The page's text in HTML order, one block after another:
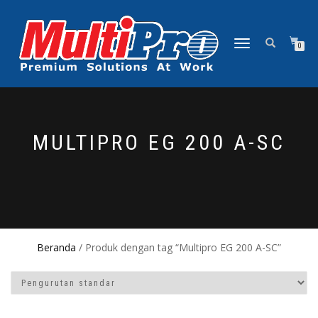
NAVIGASI
0
MULTIPRO EG 200 A-SC
Beranda / Produk dengan tag “Multipro EG 200 A-SC”